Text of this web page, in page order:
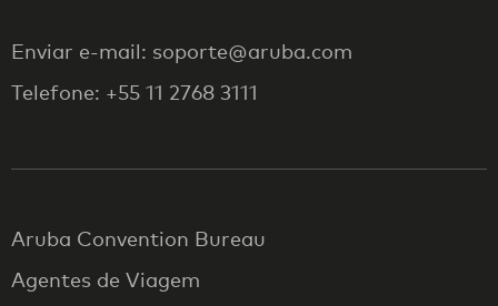
Enviar e-mail: soporte@aruba.com
Telefone: +55 11 2768 3111
Aruba Convention Bureau
Agentes de Viagem